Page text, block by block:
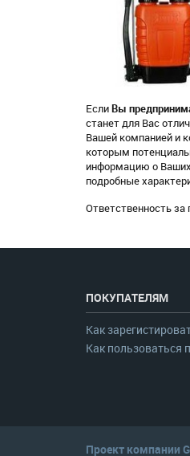
Если Вы
станет для Вас
Вашей компанией и
которым
информацию о Ваших
подробные
Ответственность за
ПОКУПАТЕЛЯМ
Как
Как пользоваться
Проект компании